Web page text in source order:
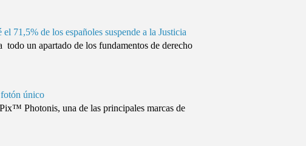
71,5% de los españoles suspende a la Justicia
un apartado de los fundamentos de derecho
fotón único
Photonis, una de las principales marcas de